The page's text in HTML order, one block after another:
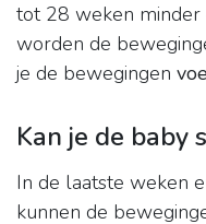
tot 28 weken minder
worden de
je de bewegingen
Kan je de baby
In de laatste weken
kunnen de